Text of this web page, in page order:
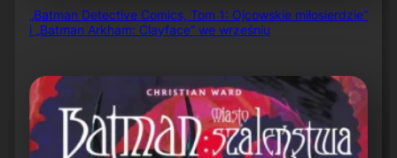
„Batman Detective Comics, Tom 1: Ojcowskie miłosierdzie”
i „Batman Arkham: Clayface” we wrześniu